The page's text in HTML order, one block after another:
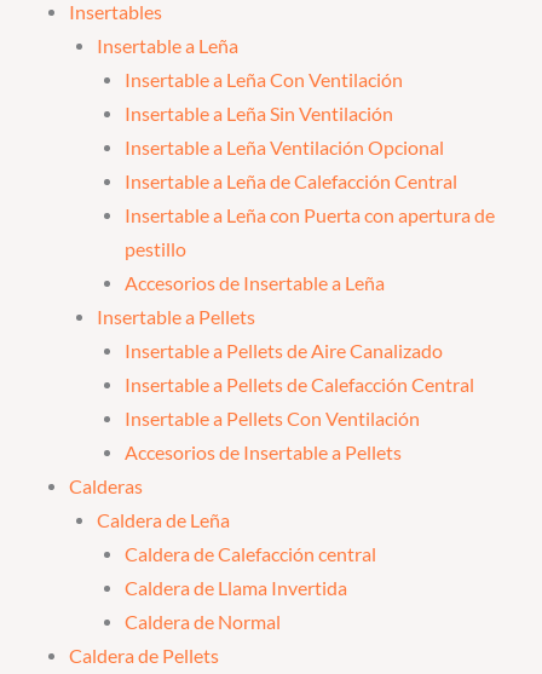
Insertables
Insertable a Leña
Insertable a Leña Con Ventilación
Insertable a Leña Sin Ventilación
Insertable a Leña Ventilación Opcional
Insertable a Leña de Calefacción Central
Insertable a Leña con Puerta con apertura de
pestillo
Accesorios de Insertable a Leña
Insertable a Pellets
Insertable a Pellets de Aire Canalizado
Insertable a Pellets de Calefacción Central
Insertable a Pellets Con Ventilación
Accesorios de Insertable a Pellets
Calderas
Caldera de Leña
Caldera de Calefacción central
Caldera de Llama Invertida
Caldera de Normal
Caldera de Pellets